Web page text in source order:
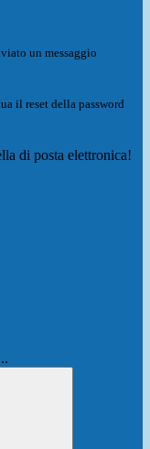
un messaggio
il reset della password
di posta elettronica!